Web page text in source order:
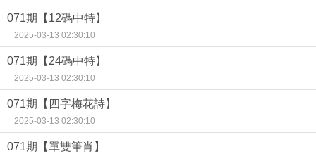
071期【12碼中特】
2025-03-13 02:30:10
071期【24碼中特】
2025-03-13 02:30:10
071期【四字梅花詩】
2025-03-13 02:30:10
071期【單雙筆肖】